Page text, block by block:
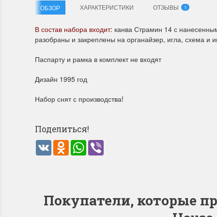
Летние Скидки
первого летнего дня Чудетство...
ПОДРОБНЕЕ
Анастасия Туманова
Dimensions 35231 Willow
ОБЗОР ХАРАКТЕРИСТИКИ ОТЗЫВЫ 1
В состав набора входит: канва Страмин 14 с
разобраны и закреплены на органайзер, игла, схема и
Паспарту и рамка в комплект не входят
Дизайн 1995 год
Набор снят с производства!
Поделиться!
VK Odnoklassniki
WhatsApp
Покупатели, которые